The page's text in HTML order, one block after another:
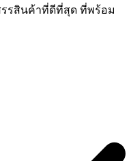
รรสินค้าที่ดีที่สุด ที่พร้อม